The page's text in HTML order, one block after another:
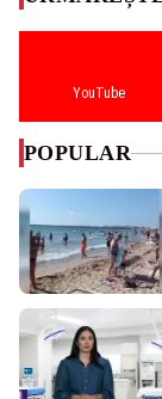
YouTube
POPULAR